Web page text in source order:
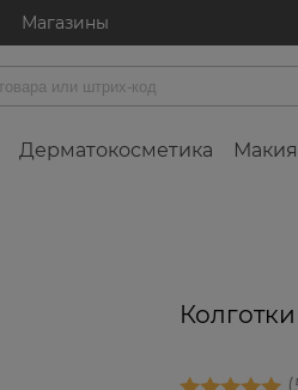
Магазины
Дерматокосметика